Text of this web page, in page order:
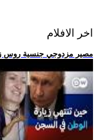
اخر الافلام
.. مصير مزدوجي جنسية روس